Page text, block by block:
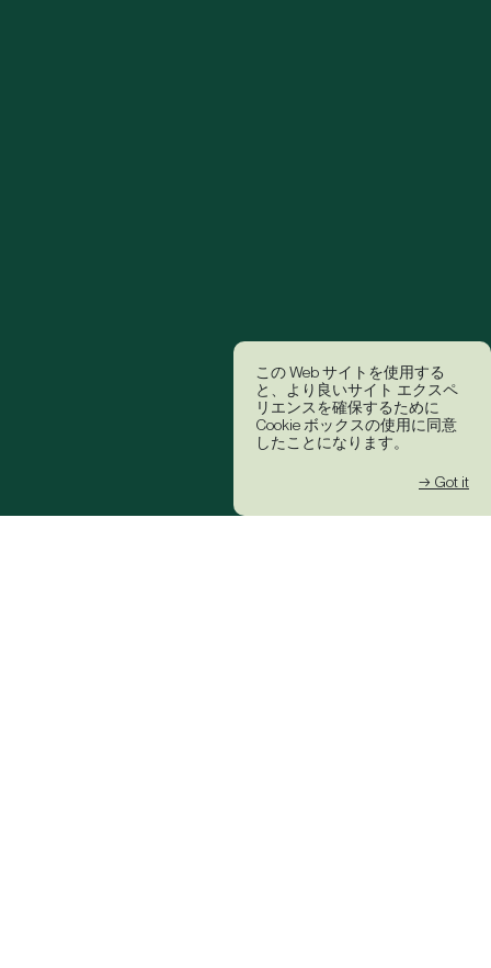
この Web サイトを使用する
と、より良いサイト エクスペ
リエンスを確保するために
Cookie ボックスの使用に同意
したことになります。
→ Got it